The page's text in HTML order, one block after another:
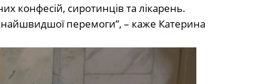
конфесій, сиротинців та лікарень.
перемоги”, – каже Катерина